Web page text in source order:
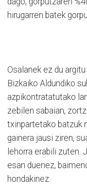
hirugarren batek
Osalanek ez du
Bizkaiko Aldundiko
azpikontratatutako
zebilen sabaian,
txinpartetako batzuk
gainera jausi ziren,
lehorra erabili zuten.
esan duenez,
hondakinez.